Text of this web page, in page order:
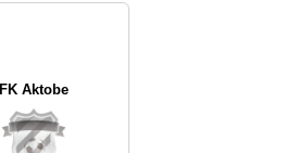
FK Aktobe